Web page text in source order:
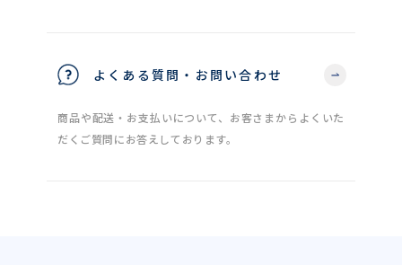
よくある質問・お問い合わせ
商品や配送・お支払いについて、お客さまからよくいた
だくご質問にお答えしております。